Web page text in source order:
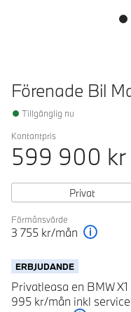
Förenade Bil
Tillgänglig nu
Kontantpris
599 900 kr
Privat
Förmånsvärde
3 755 kr/mån
ERBJUDANDE
Privatleasa en BMW
995 kr/mån inkl